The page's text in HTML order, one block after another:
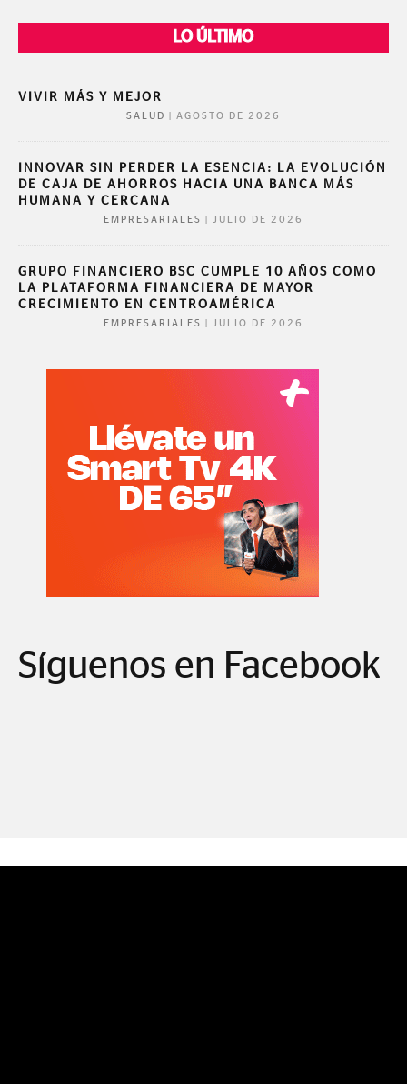
LO ÚLTIMO
VIVIR MÁS Y MEJOR
SALUD AGOSTO DE 2026
INNOVAR SIN PERDER LA ESENCIA: LA EVOLUCIÓN
DE CAJA DE AHORROS HACIA UNA BANCA MÁS
HUMANA Y CERCANA
EMPRESARIALES JULIO DE 2026
GRUPO FINANCIERO BSC CUMPLE 10 AÑOS COMO
LA PLATAFORMA FINANCIERA DE MAYOR
CRECIMIENTO EN CENTROAMÉRICA
EMPRESARIALES JULIO DE 2026
Síguenos en Facebook